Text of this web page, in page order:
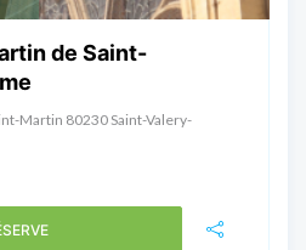
de Saint-
Martin 80230 Saint-Valery-